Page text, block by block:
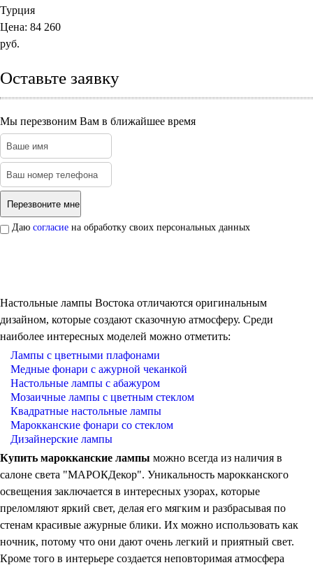
Турция
Цена: 84 260
руб.
Оставьте заявку
Мы перезвоним Вам в ближайшее время
Даю согласие на обработку своих персональных данных
Настольные лампы Востока отличаются оригинальным
дизайном, которые создают сказочную атмосферу. Среди
наиболее интересных моделей можно отметить:
Лампы с цветными плафонами
Медные фонари с ажурной чеканкой
Настольные лампы с абажуром
Мозаичные лампы с цветным стеклом
Квадратные настольные лампы
Марокканские фонари со стеклом
Дизайнерские лампы
Купить марокканские лампы можно всегда из наличия в
салоне света "МАРОКДекор". Уникальность марокканского
освещения заключается в интересных узорах, которые
преломляют яркий свет, делая его мягким и разбрасывая по
стенам красивые ажурные блики. Их можно использовать как
ночник, потому что они дают очень легкий и приятный свет.
Кроме того в интерьере создается неповторимая атмосфера